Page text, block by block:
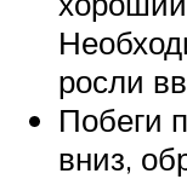
росли
Побеги
вниз,